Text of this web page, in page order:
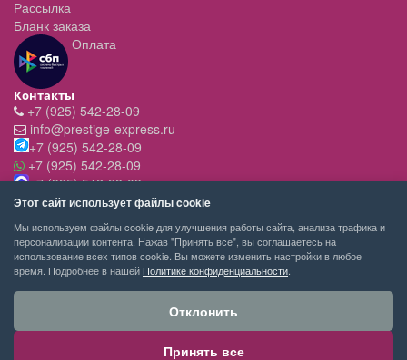
Рассылка
Бланк заказа
Оплата
Контакты
+7 (925) 542-28-09
info@prestige-express.ru
+7 (925) 542-28-09
+7 (925) 542-28-09
+7 (925) 542-28-09
Режим работы:
- вт-пт с 11:00 до 20:00
- сб - c 11.00 до 19.00
- вск,пн - выходной
Этот сайт использует файлы cookie
Мы используем файлы cookie для улучшения работы сайта, анализа трафика и
персонализации контента. Нажав "Принять все", вы соглашаетесь на
использование всех типов cookie. Вы можете изменить настройки в любое
время. Подробнее в нашей Политике конфиденциальности
Отклонить
Принять все